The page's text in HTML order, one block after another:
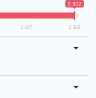
2 322
2 147 2 322